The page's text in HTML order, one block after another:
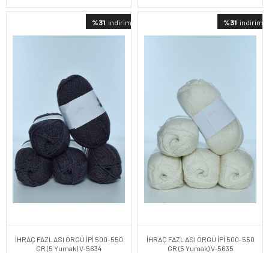
%31 indirimli
İHRAÇ FAZLASI ÖRGÜ İPİ 500-550
GR (5 Yumak) V-5634
%31 indirimli
İHRAÇ FAZLASI ÖRGÜ İPİ 500-550
GR (5 Yumak) V-5635